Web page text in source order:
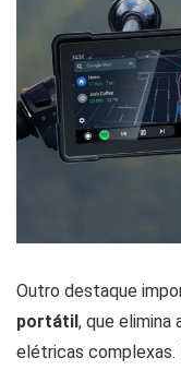
Outro destaque
portátil, que elimina
elétricas